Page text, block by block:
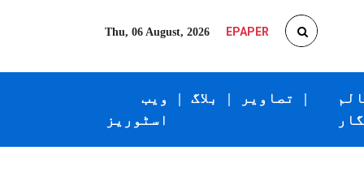
Thu, 06 August, 2026 EPAPER
ویب
اسٹوریز
| بلاگ | تصاویر |